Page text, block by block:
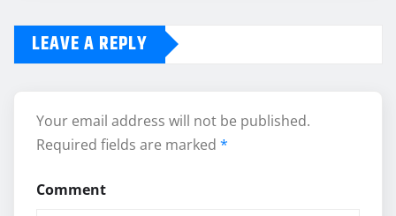
LEAVE A REPLY
Your email address will not be published.
Required fields are marked *
Comment